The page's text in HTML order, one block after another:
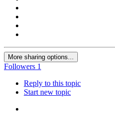
More sharing options...
Followers 1
Reply to this topic
Start new topic